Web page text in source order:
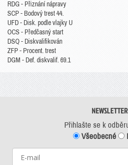
RDG - Přiznání nápravy
SCP - Bodový trest 44.
UFD - Disk. podle vlajky U
OCS - Předčasný start
DSQ - Diskvalifikován
ZFP - Procent. trest
DGM - Def. diskvalif. 69.1
NEWSLETTER
Přihlašte se k
Všeobecné